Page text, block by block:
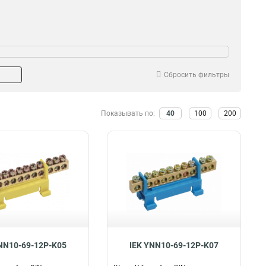
Сбросить фильтры
Показывать по: 40 100 200
69-12P-K05 IEK YNN10-69-12P-K07